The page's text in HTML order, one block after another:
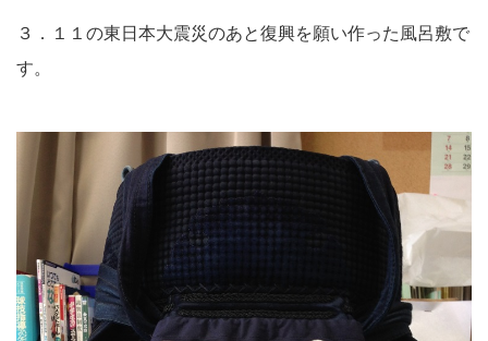
３．１１の東日本大震災のあと復興を願い作った風呂敷で
す。